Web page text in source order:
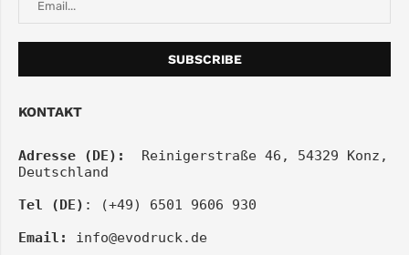
KONTAKT
Adresse (DE):
Reinigerstraße 46, 54329 Konz,
Deutschland
Tel (DE) : (+49) 6501 9606 930
Email:
info@evodruck.de